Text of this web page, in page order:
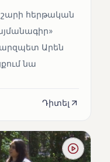
հերթական
Արեն
նա
Դիտել